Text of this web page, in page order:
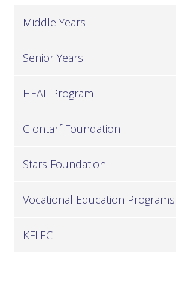
Middle Years
Senior Years
HEAL Program
Clontarf Foundation
Stars Foundation
Vocational Education Programs
KFLEC